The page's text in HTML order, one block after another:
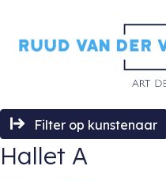
Filter op kunstenaar
Hallet A